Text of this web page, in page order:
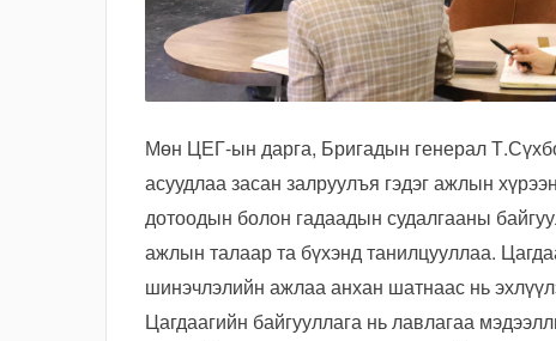
Мөн ЦЕГ-ын дарга, Бригадын генерал
асуудлаа засан залруулъя гэдэг ажлын
дотоодын болон гадаадын судалгааны
ажлын талаар та бүхэнд танилцууллаа.
шинэчлэлийн ажлаа анхан шатнаас нь
Цагдаагийн байгууллага нь лавлагаа